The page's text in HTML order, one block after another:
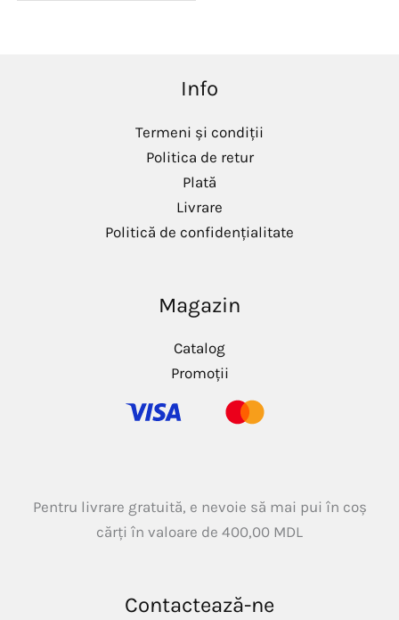
Info
Termeni și condiții
Politica de retur
Plată
Livrare
Politică de confidențialitate
Magazin
Catalog
Promoții
Pentru livrare gratuită, e nevoie să mai pui în coș
cărți în valoare de 400,00 MDL
Contactează-ne